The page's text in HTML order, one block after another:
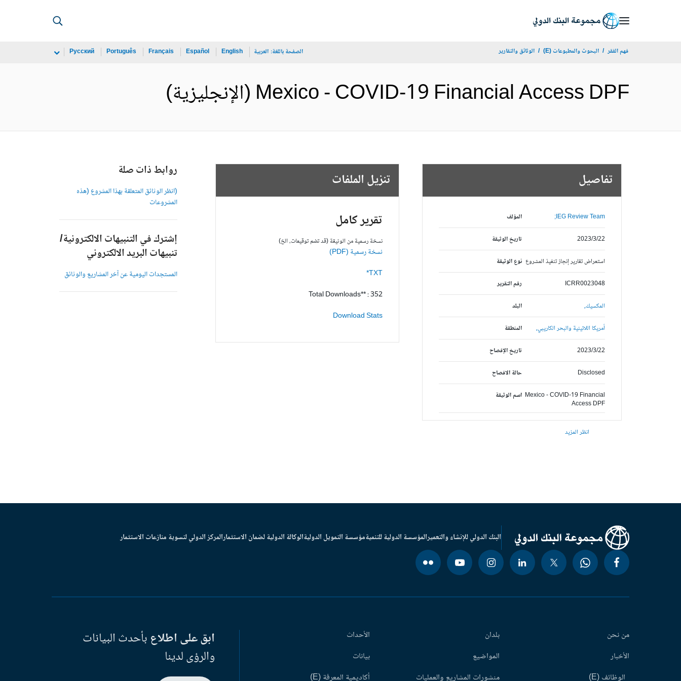
فهم الفقر البحوث والمطبوعات (E) الوثائق والتقارير الصفحة باللغة: العربية English
Español
Français
Português
Русский
Mexico - COVID-19 Financial Access DPF (الإنجليزية)
تفاصيل
المؤلف IEG Review Team;
تاريخ الوثيقة 2023/3/22
نوع الوثيقة استعراض تقارير إنجاز تنفيذ المشروع
رقم التقرير ICRR0023048
البلد المكسيك,
المنطقة أمريكا اللاتينية والبحر الكاريبي,
تاريخ الإفصاح 2023/3/22
حالة الافصاح Disclosed
اسم الوثيقة Mexico - COVID-19 Financial
Access DPF
انظر المزيد
تنزيل الملفات
تقرير كامل
نسخة رسمية من الوثيقة (قد تضم توقيعات، الخ)
نسخة رسمية (PDF)
TXT*
Total Downloads** : 352
Download Stats
روابط ذات صلة
(انظر الوثائق المتعلقة بهذا المشروع (هذه
المشروعات
إشترك في التنبيهات الالكترونية/
تنبيهات البريد الالكتروني
المستجدات اليومية عن آخر المشاريع والوثائق
البنك الدولي للإنشاء والتعميرالمؤسسة الدولية للتنميةمؤسسة التمويل الدوليةالوكالة الدولية لضمان الاستثمارالمركز الدولي لتسوية منازعات الاستثمار
من نحن
الأخبار
الوظائف (E)
بلدان
المواضيع
منشورات المشاريع والعمليات
الأحداث
بيانات
أكاديمية المعرفة (E)
ابق على اطلاعبأحدث البيانات
والرؤى لدينا